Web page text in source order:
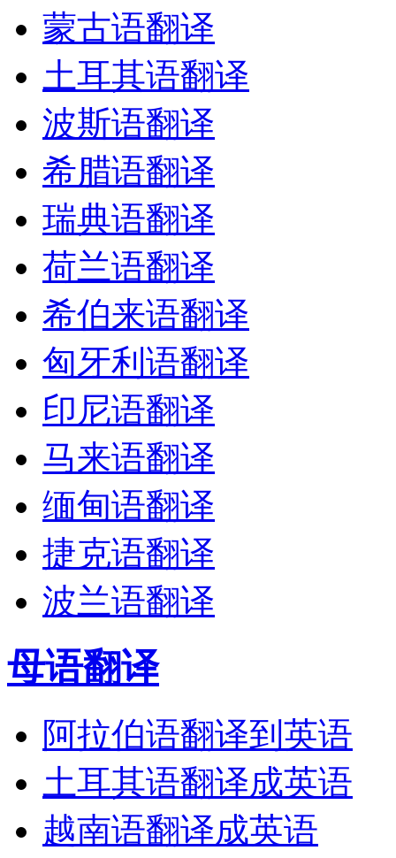
蒙古语翻译
土耳其语翻译
波斯语翻译
希腊语翻译
瑞典语翻译
荷兰语翻译
希伯来语翻译
匈牙利语翻译
印尼语翻译
马来语翻译
缅甸语翻译
捷克语翻译
波兰语翻译
母语翻译
阿拉伯语翻译到英语
土耳其语翻译成英语
越南语翻译成英语